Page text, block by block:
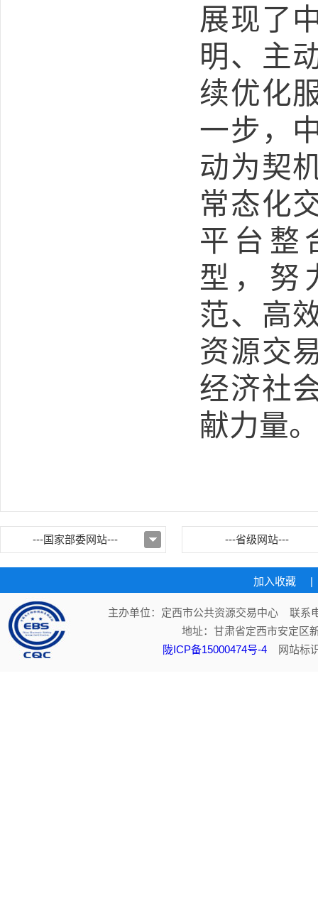
展现了
明、主
续优化
一步，
动为契
常态化
平台整
型，努
范、高
资源交
经济社
献力量。
---国家部委网站--- ---省级网站---
加入收藏 |
主办单位：定西市公共资源交易中心 联系
地址：甘肃省定西市安定
陇ICP备15000474号-4 网站标